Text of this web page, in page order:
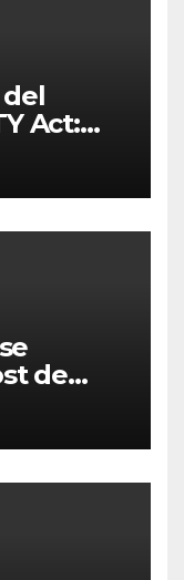
Act:
de